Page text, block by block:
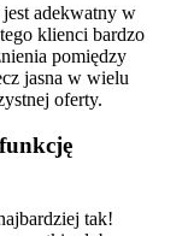
adekwatny w
klienci bardzo
pomiędzy
jasna w wielu
oferty.
tak!